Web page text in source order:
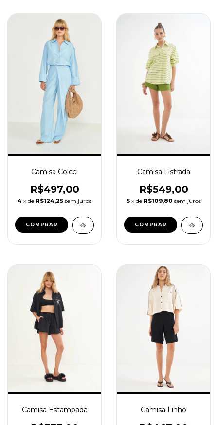
Camisa Colcci
R$497,00
4 x de R$124,25 sem juros
COMPRAR
Camisa Listrada
R$549,00
5 x de R$109,80 sem juros
COMPRAR
Camisa Estampada Camisa Linho